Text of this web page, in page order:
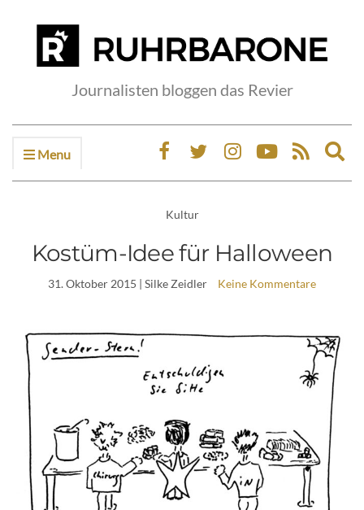
Journalisten bloggen das Revier
Menu
Kultur
Kostüm-Idee für Halloween
31. Oktober 2015 | Silke Zeidler Keine Kommentare